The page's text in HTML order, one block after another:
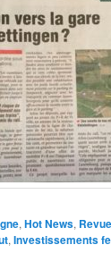
, Hot News,
, Investissements